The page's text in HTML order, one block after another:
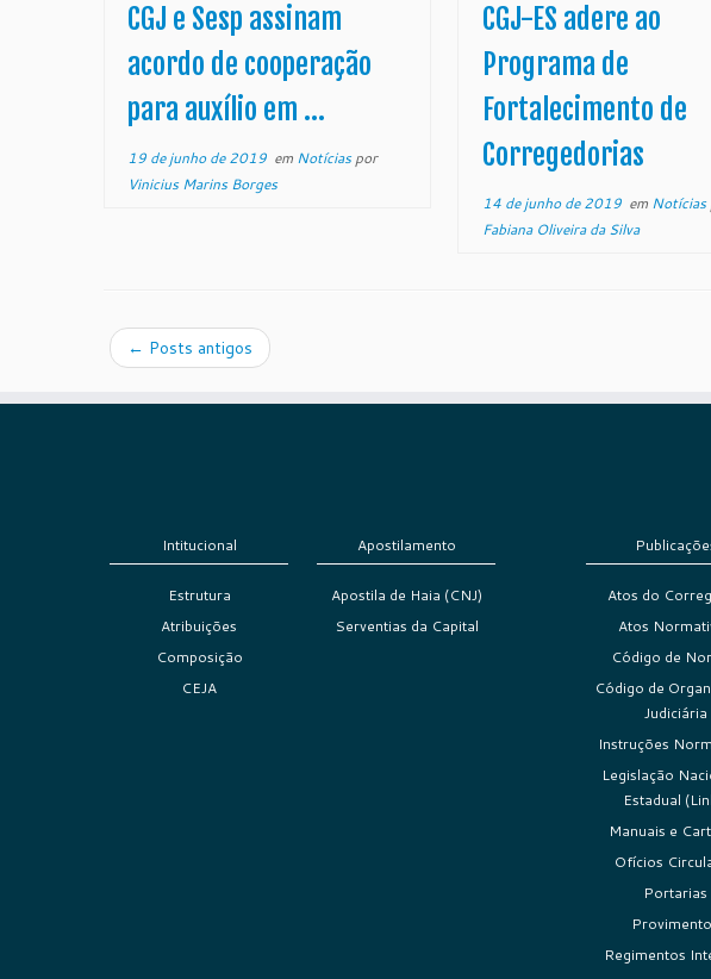
CGJ e Sesp assinam
acordo de cooperação
para auxílio em ...
19 de junho de 2019 em Notíciaspor
Vinicius Marins Borges
CGJ-ES adere ao
Programa de
Fortalecimento de
Corregedorias
14 de junho de 2019em Notícias
Fabiana Oliveira da Silva
← Posts antigos
Intitucional
Estrutura
Atribuições
Composição
CEJA
Apostilamento
Apostila de Haia (CNJ)
Serventias da Capital
Atos do
Atos
Código de
Código de
Judiciária
Instruções
Legislação
Estadual
Manuais e
Ofícios
Portarias
Regimentos